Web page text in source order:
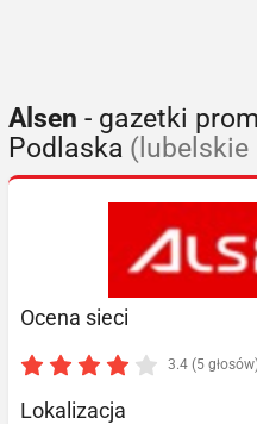
Alsen - gazetki
Podlaska (lubelskie
Ocena sieci
3.4 (5
Lokalizacja